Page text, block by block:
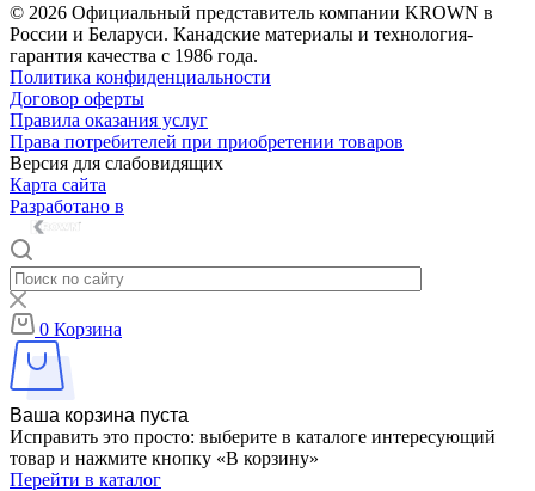
© 2026 Официальный представитель компании KROWN в
России и Беларуси. Канадские материалы и технология-
гарантия качества с 1986 года.
Политика конфиденциальности
Договор оферты
Правила оказания услуг
Права потребителей при приобретении товаров
Версия для слабовидящих
Карта сайта
Разработано в
0 Корзина
Ваша корзина пуста
Исправить это просто: выберите в каталоге интересующий
товар и нажмите кнопку «В корзину»
Перейти в каталог